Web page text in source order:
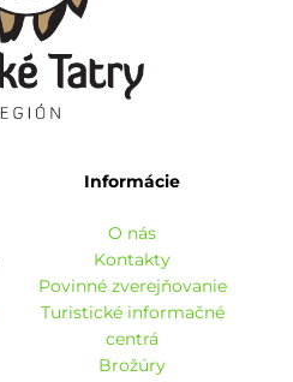
Informácie
O nás
Kontakty
Povinné zverejňovanie
Turistické informačné
centrá
Brožúry